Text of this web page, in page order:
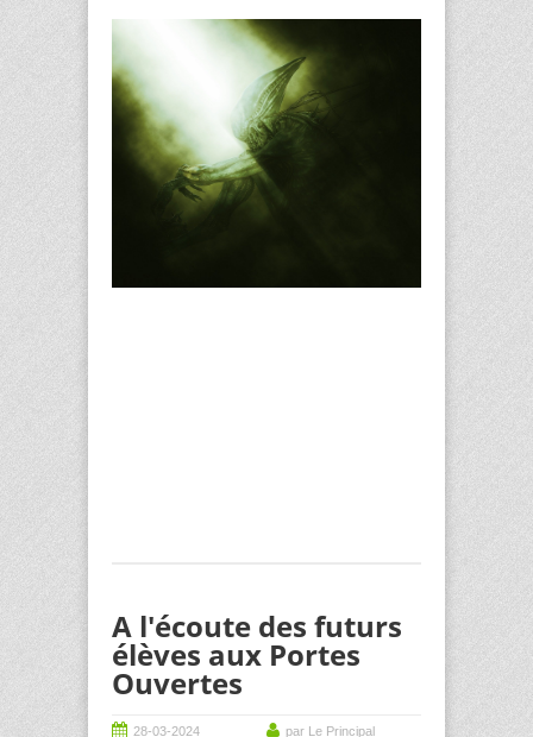
A l'écoute des futurs
élèves aux Portes
Ouvertes
28-03-2024 par Le Principal